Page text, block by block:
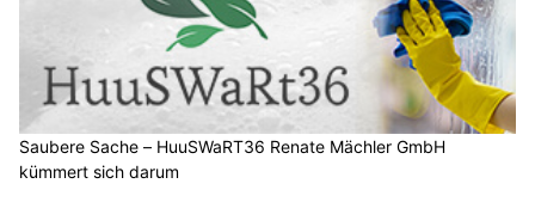
Saubere Sache – HuuSWaRT36 Renate Mächler GmbH
kümmert sich darum